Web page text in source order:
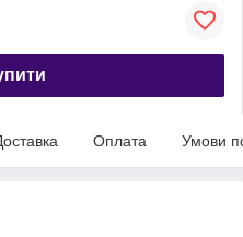
Оплата Умови